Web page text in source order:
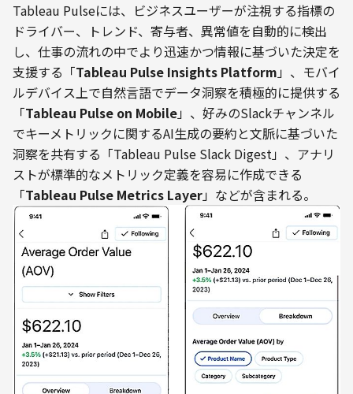
Tableau Pulseには、ビジネスユーザーが注視する指標の
ドライバー、トレンド、寄与者、異常値を自動的に検出
し、仕事の流れの中でより迅速かつ情報に基づいた決定を
支援する「Tableau Pulse Insights Platform」、モバイ
ルデバイス上で自然言語でデータ洞察を積極的に提供する
「Tableau Pulse on Mobile」、好みのSlackチャンネル
でキーメトリックに関するAI生成の要約と文脈に基づいた
洞察を共有する「Tableau Pulse Slack Digest」、アナリ
ストが標準的なメトリック定義を容易に作成できる
「Tableau Pulse Metrics Layer」などが含まれる。